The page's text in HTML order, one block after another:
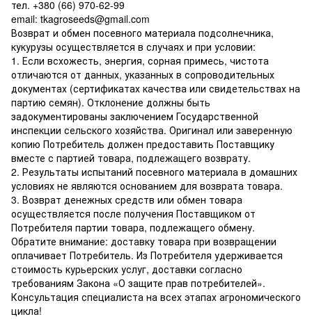
тел. +380 (66) 970-62-99
email: tkagroseeds@gmail.com
Возврат и обмен посевного материала подсолнечника,
кукурузы осуществляется в случаях и при условии:
1. Если всхожесть, энергия, сорная примесь, чистота
отличаются от данных, указанных в сопроводительных
документах (сертификатах качества или свидетельствах на
партию семян). Отклонение должны быть
задокументированы заключением Государственной
инспекции сельского хозяйства. Оригинал или заверенную
копию Потребитель должен предоставить Поставщику
вместе с партией товара, подлежащего возврату.
2. Результаты испытаний посевного материала в домашних
условиях не являются основанием для возврата товара.
3. Возврат денежных средств или обмен товара
осуществляется после получения Поставщиком от
Потребителя партии товара, подлежащего обмену.
Обратите внимание: доставку товара при возвращении
оплачивает Потребитель. Из Потребителя удерживается
стоимость курьерских услуг, доставки согласно
требованиям Закона «О защите прав потребителей».
Консультация специалиста на всех этапах агрономического
цикла!